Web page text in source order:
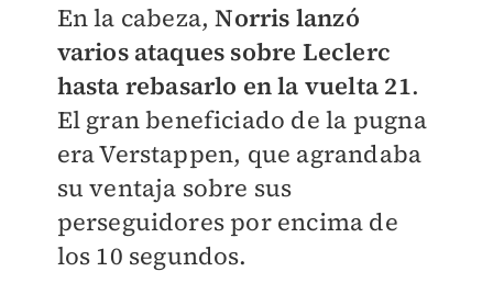
En la cabeza,Norris lanzó
varios ataques sobre Leclerc
hasta rebasarlo en la vuelta 21.
El gran beneficiado de la pugna
era Verstappen, que agrandaba
su ventaja sobre sus
perseguidores por encima de
los 10 segundos.